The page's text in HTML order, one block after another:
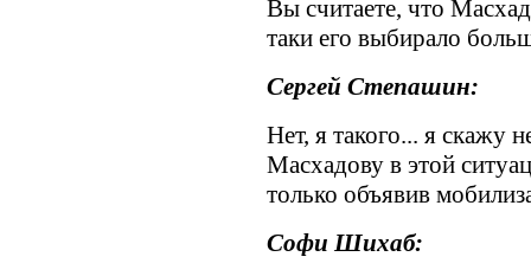
Вы считаете, что
таки его выбирало
Сергей Степашин:
Нет, я такого... я скажу
Масхадову в этой
только объявив
Софи Шихаб: